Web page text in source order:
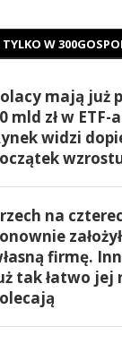
TYLKO W
mają już
mld zł w ETF-
widzi
na
firmę.
tak łatwo jej